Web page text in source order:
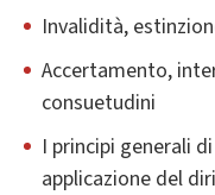
Invalidità,
Accertamento,
consuetudini
I principi generali
applicazione del